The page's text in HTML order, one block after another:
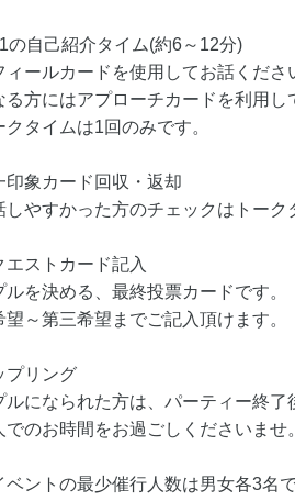
1の自己紹介タイム(約6～12分)
ィールカードを使用してお話くださ
る方にはアプローチカードを利用し
タイムは1回のみです。
印象カード回収・返却
やすかった方のチェックはトーク
エストカード記入
ルを決める、最終投票カードです。
望～第三希望までご記入頂けます。
プリング
ルになられた方は、パーティー終了
でのお時間をお過ごしくださいませ。
ントの最少催行人数は男女各3名で